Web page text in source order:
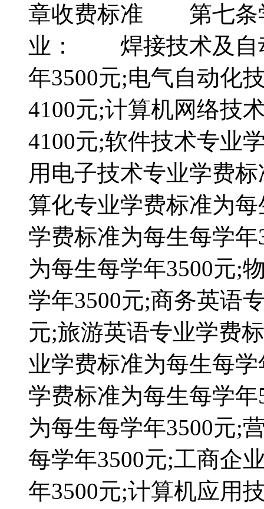
章收费标准 第七
业： 焊接技术及自
年3500元;电气自动化
4100元;计算机网络技
4100元;软件技术专业
用电子技术专业学费
算化专业学费标准为
学费标准为每生每学
为每生每学年3500元;
学年3500元;商务英语
元;旅游英语专业学费
业学费标准为每生每
学费标准为每生每学
为每生每学年3500元;
每学年3500元;工商企
年3500元;计算机应用